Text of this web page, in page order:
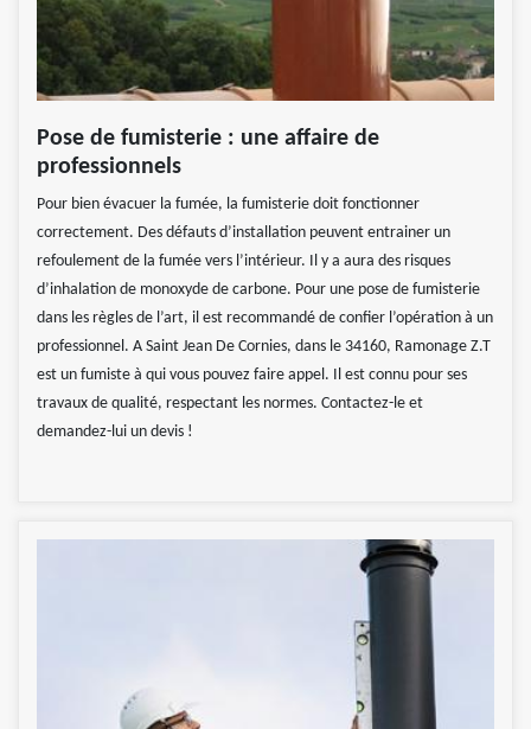
Pose de fumisterie : une affaire de
professionnels
Pour bien évacuer la fumée, la fumisterie doit fonctionner
correctement. Des défauts d’installation peuvent entrainer un
refoulement de la fumée vers l’intérieur. Il y a aura des risques
d’inhalation de monoxyde de carbone. Pour une pose de fumisterie
dans les règles de l’art, il est recommandé de confier l’opération à un
professionnel. A Saint Jean De Cornies, dans le 34160, Ramonage Z.T
est un fumiste à qui vous pouvez faire appel. Il est connu pour ses
travaux de qualité, respectant les normes. Contactez-le et
demandez-lui un devis !